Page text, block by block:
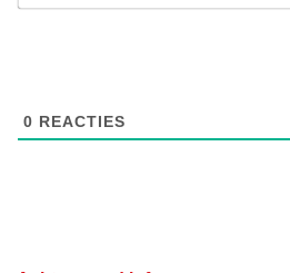
0 REACTIES